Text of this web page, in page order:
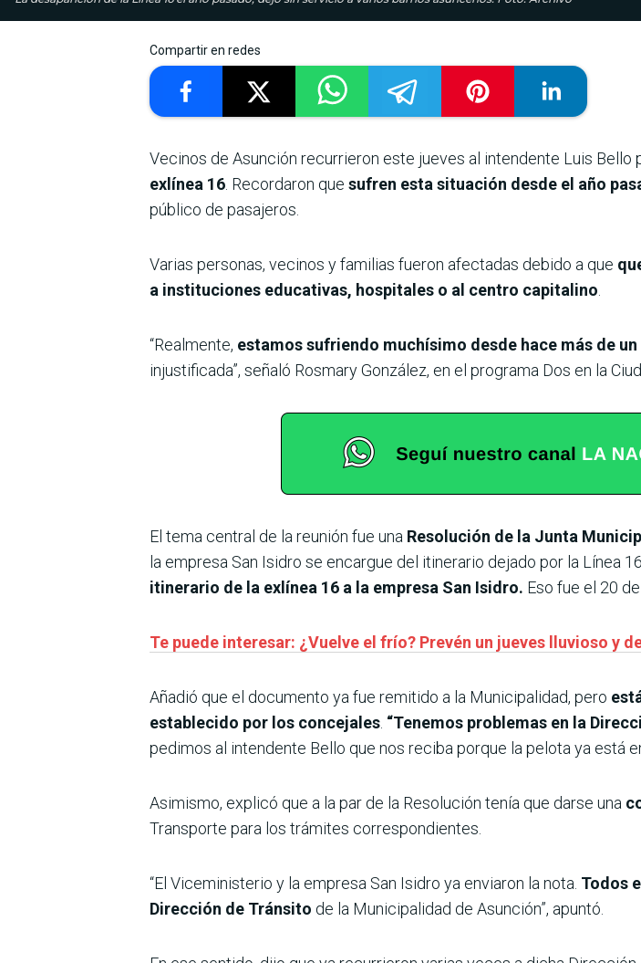
Compartir en redes
Vecinos de Asunción recurrieron este jueves al intendente Luis Bello
exlínea 16. Recordaron que sufren esta situación desde el año
público de pasajeros.
Varias personas, vecinos y familias fueron afectadas debido a que
a instituciones educativas, hospitales o al centro capitalino.
“Realmente, estamos sufriendo muchísimo desde hace más de un
injustificada”, señaló Rosmary González, en el programa Dos en la
El tema central de la reunión fue una Resolución de la Junta
la empresa San Isidro se encargue del itinerario dejado por la Línea
itinerario de la exlínea 16 a la empresa San Isidro. Eso fue el 20
Te puede interesar: ¿Vuelve el frío? Prevén un jueves lluvioso y
Añadió que el documento ya fue remitido a la Municipalidad, pero
establecido por los concejales. “Tenemos problemas en la
pedimos al intendente Bello que nos reciba porque la pelota ya está
Asimismo, explicó que a la par de la Resolución tenía que darse una
Transporte para los trámites correspondientes.
“El Viceministerio y la empresa San Isidro ya enviaron la nota. Todos
Dirección de Tránsito de la Municipalidad de Asunción”, apuntó.